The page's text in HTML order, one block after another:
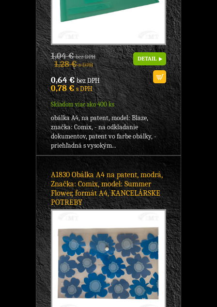
1,04 €bez DPH
1,28 €s DPH
0,64 €bez DPH
0,78 €s DPH
Skladom viac ako 400 ks
DETAIL
obálka A4, na patent, model: Blaze,
značka: Comix, - na odkladanie
dokumentov, patent vo farbe obálky, -
priehľadná s vysokým...
A1830 Obálka A4 na patent, modrá,
Značka: Comix, model: Summer
Flower, formát A4, KANCELÁRSKE
POTREBY